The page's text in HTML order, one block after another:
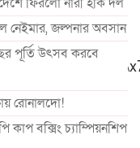
নেইমার, জল্পনার অবসান
পূর্তি উৎসব করবে
রোনালদো!
কাপ বক্সিং চ্যাম্পিয়নশিপ